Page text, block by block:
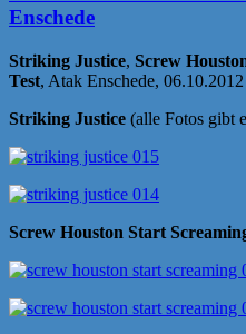
Enschede
Striking Justice, Screw
Test, Atak Enschede, 06.10.2012
Striking Justice (alle Fotos gibt
Screw Houston Start